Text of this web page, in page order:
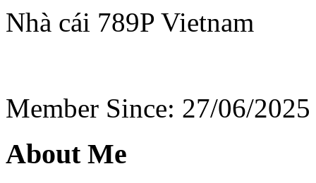
Nhà cái 789P Vietnam
Member Since: 27/06/2025
About Me